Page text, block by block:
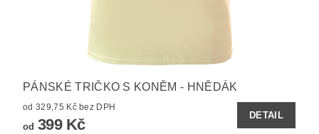
PÁNSKÉ TRIČKO S KONĚM - HNĚDÁK
od 329,75 Kč bez DPH
od 399 Kč
DETAIL